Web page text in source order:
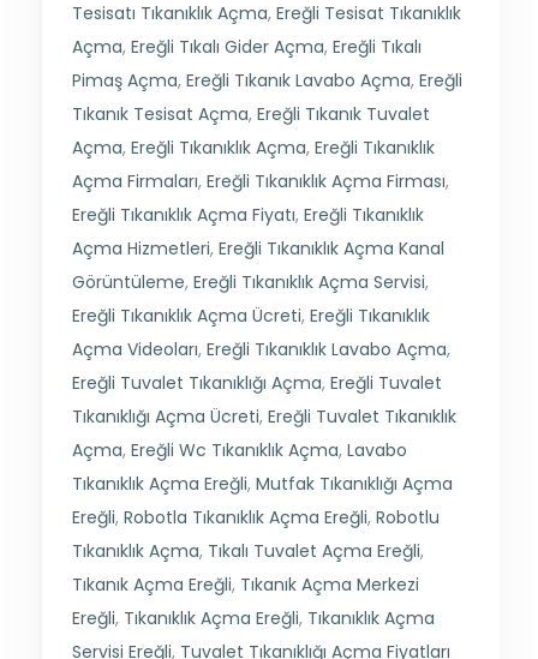
Tesisatı Tıkanıklık Açma, Ereğli Tesisat Tıkanıklık
Açma, Ereğli Tıkalı Gider Açma, Ereğli Tıkalı
Pimaş Açma, Ereğli Tıkanık Lavabo Açma, Ereğli
Tıkanık Tesisat Açma, Ereğli Tıkanık Tuvalet
Açma, Ereğli Tıkanıklık Açma, Ereğli Tıkanıklık
Açma Firmaları, Ereğli Tıkanıklık Açma Firması,
Ereğli Tıkanıklık Açma Fiyatı, Ereğli Tıkanıklık
Açma Hizmetleri, Ereğli Tıkanıklık Açma Kanal
Görüntüleme, Ereğli Tıkanıklık Açma Servisi,
Ereğli Tıkanıklık Açma Ücreti, Ereğli Tıkanıklık
Açma Videoları, Ereğli Tıkanıklık Lavabo Açma,
Ereğli Tuvalet Tıkanıklığı Açma, Ereğli Tuvalet
Tıkanıklığı Açma Ücreti, Ereğli Tuvalet Tıkanıklık
Açma, Ereğli Wc Tıkanıklık Açma, Lavabo
Tıkanıklık Açma Ereğli, Mutfak Tıkanıklığı Açma
Ereğli, Robotla Tıkanıklık Açma Ereğli, Robotlu
Tıkanıklık Açma, Tıkalı Tuvalet Açma Ereğli,
Tıkanık Açma Ereğli, Tıkanık Açma Merkezi
Ereğli, Tıkanıklık Açma Ereğli, Tıkanıklık Açma
Servisi Ereğli, Tuvalet Tıkanıklığı Açma Fiyatları